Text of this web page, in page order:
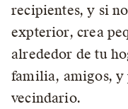
recipientes, y si
expterior, crea
alrededor de tu
familia, amigos, y
vecindario.